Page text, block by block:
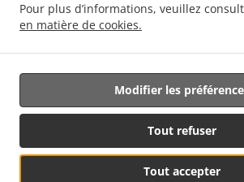
Pour plus d’informations, veuillez
en matière de cookies.
Tout accepter
Tout refuser
Modifier les
Sandweiler . Livraison de plats cuisinés Indiens Dippach .
Indiens Weiler zum Turm . Livraison de plats cuisinés
à emporter
Géré par:
Letz2Go S.A.R.L.-s| info@letz2go.com |